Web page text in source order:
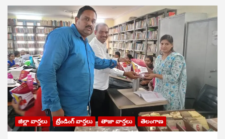
జిల్లా వార్తలు ట్రేండింగ్ వార్తలు తాజా వార్తలు తెలంగాణ